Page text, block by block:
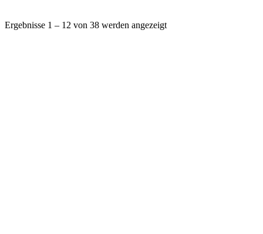
Ergebnisse 1 – 12 von 38 werden angezeigt